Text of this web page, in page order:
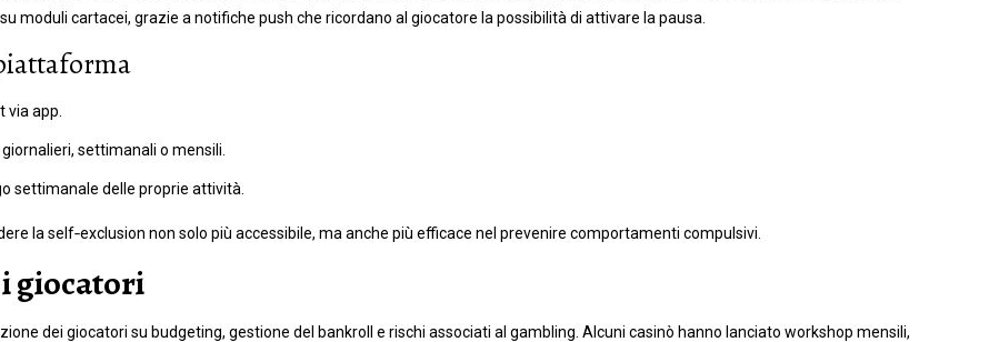
moduli cartacei, grazie a notifiche push che ricordano al giocatore la possibilità di attivare la pausa.
via app.
settimanali o mensili.
settimanale delle proprie attività.
la self‑exclusion non solo più accessibile, ma anche più efficace nel prevenire comportamenti compulsivi.
giocatori
dei giocatori su budgeting, gestione del bankroll e rischi associati al gambling. Alcuni casinò hanno lanciato workshop mensili,